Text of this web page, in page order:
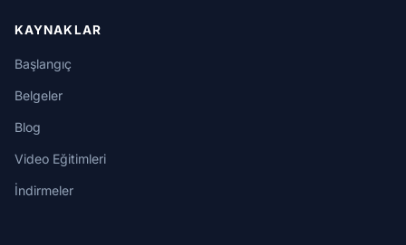
KAYNAKLAR
Başlangıç
Belgeler
Blog
Video Eğitimleri
İndirmeler